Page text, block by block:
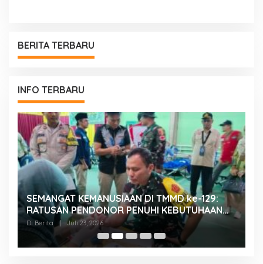
BERITA TERBARU
INFO TERBARU
SEMANGAT KEMANUSIAAN DI TMMD ke-129:
RATUSAN PENDONOR PENUHI KEBUTUHAAN
STOK DARAH
Di Berita | Juli 23, 2026